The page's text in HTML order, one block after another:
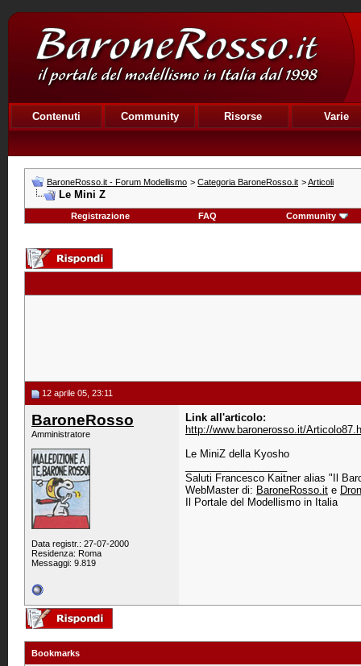
Contenuti Community Risorse Varie
BaroneRosso.it - Forum Modellismo > Categoria BaroneRosso.it >Articoli
Le Mini Z
Registrazione FAQ Community
12 aprile 05, 23:11
BaroneRosso
Amministratore
Data registr.: 27-07-2000
Residenza: Roma
Messaggi: 9.819
Link all'articolo:
http://www.baronerosso.it/
Le MiniZ della Kyosho
Saluti Francesco Kaitner alias "Il
WebMaster di: BaroneRosso.it e
Il Portale del Modellismo in Italia
Bookmarks